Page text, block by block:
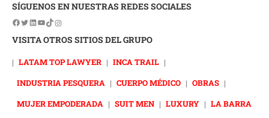
SÍGUENOS EN NUESTRAS REDES SOCIALES
VISITA OTROS SITIOS DEL GRUPO
| LATAM TOP LAWYER | INCA TRAIL |
INDUSTRIA PESQUERA | CUERPO MÉDICO | OBRAS |
MUJER EMPODERADA | SUIT MEN | LUXURY | LA BARRA